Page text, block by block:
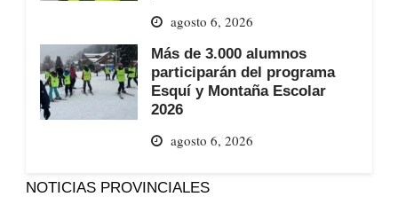
agosto 6, 2026
Más de 3.000 alumnos
participarán del programa
Esquí y Montaña Escolar
2026
agosto 6, 2026
NOTICIAS PROVINCIALES